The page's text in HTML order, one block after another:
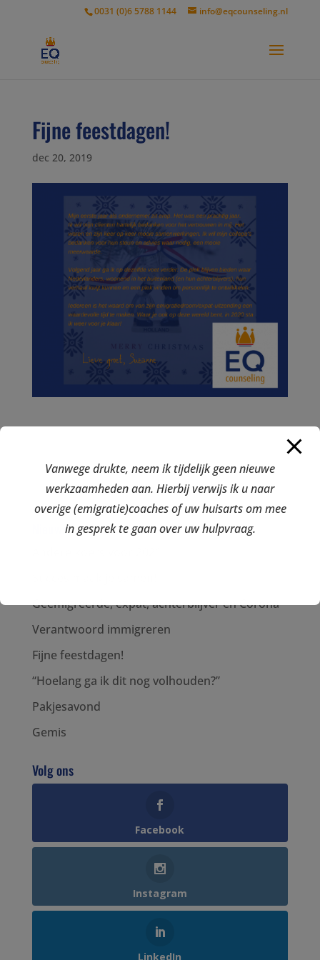
0031 (0)6 5788 1144 info@eqcounseling.nl
Fijne feestdagen!
dec 20, 2019
Nieuws
Geëmigreerde, expat, achterblijver en Corona
Verantwoord immigreren
Fijne feestdagen!
“Hoelang ga ik dit nog volhouden?”
Pakjesavond
Gemis
Volg ons
Facebook
Instagram
LinkedIn
modal-check
Vanwege drukte, neem ik tijdelijk geen nieuwe
werkzaamheden aan. Hierbij verwijs ik u naar
overige (emigratie)coaches of uw huisarts om mee
in gesprek te gaan over uw hulpvraag.